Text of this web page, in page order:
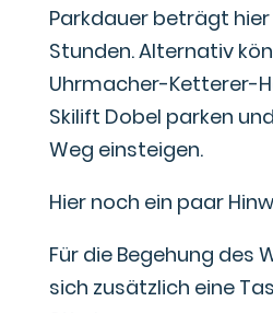
Parkdauer beträgt
Stunden. Alternativ
Uhrmacher-Ketterer-
Skilift Dobel parken
Weg einsteigen.
Hier noch ein paar
Für die Begehung des
sich zusätzlich eine